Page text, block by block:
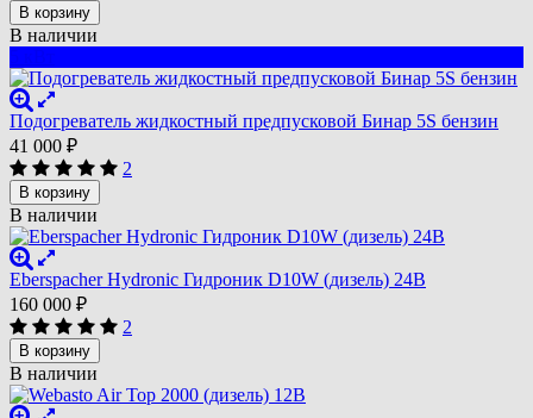
В корзину
В наличии
Подогреватель жидкостный предпусковой Бинар 5S бензин
41 000 ₽
2
В корзину
В наличии
Eberspacher Hydronic Гидроник D10W (дизель) 24В
160 000 ₽
2
В корзину
В наличии